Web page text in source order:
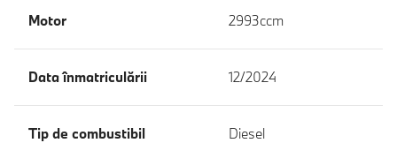
Motor 2993ccm
Data înmatriculării 12/2024
Tip de combustibil Diesel